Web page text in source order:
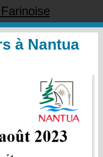
à Nantua